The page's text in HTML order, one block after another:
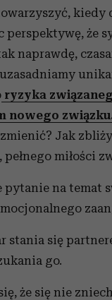
kiedy
perspektywę, że
naprawdę,
ryzyka
nowego
Jak
miłości
pytanie na temat
stania się
go.
że się nie